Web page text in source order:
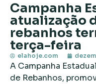
Campanha
atualização
rebanhos
terça-feira
elahoje.com
A Campanha
de Rebanhos,